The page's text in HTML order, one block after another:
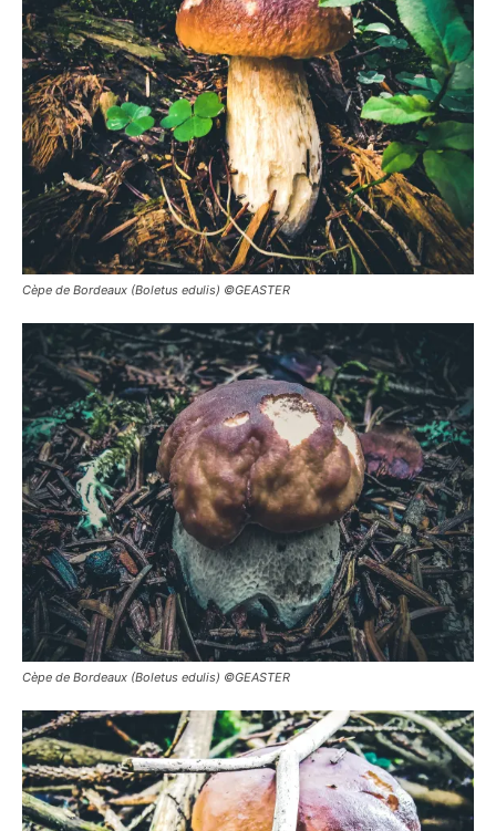
Cèpe de Bordeaux (Boletus edulis) ©GEASTER
Cèpe de Bordeaux (Boletus edulis) ©GEASTER